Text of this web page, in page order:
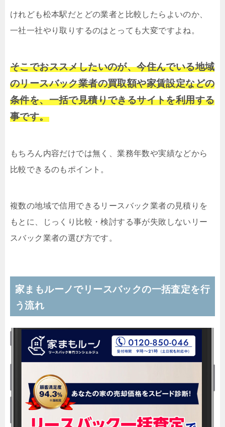
けれども松本駅だとどの業者と比較したらよいのか、
一社一社やり取りするのはとっても大変ですよね。
そこでおススメしたいのが、今住んでいる地域
のリースバック業者の買取額や家賃設定などの
条件を、一括で見積りできるサイトを利用する
事です。
もちろん内容だけでは無く、業務年数や実績などから
比較できるのもポイント。
複数の地域で信用できるリースバック業者の見積りを
もとに、じっくり比較・検討する事が失敗しないリー
スバック業者の選び方です。
家まもルーノでリースバックの一括査定を行
う流れ